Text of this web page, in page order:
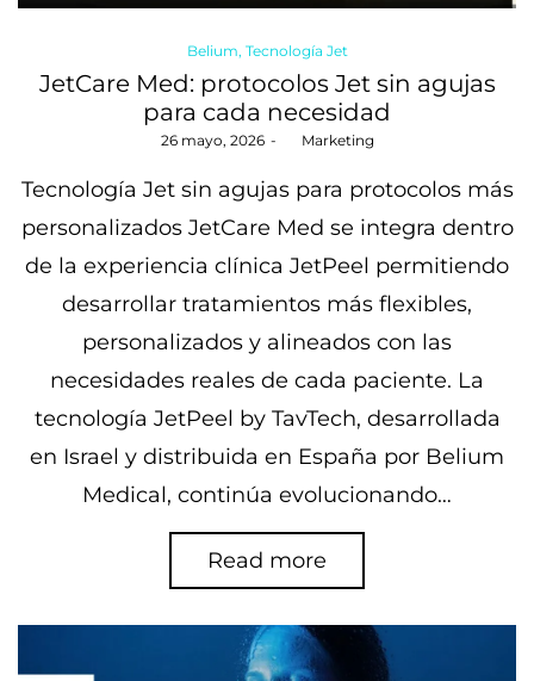
Posted
in
Belium Tecnología Jet
JetCare Med: protocolos Jet sin agujas
para cada necesidad
Posted
26 mayo, 2026 Marketing
Tecnología Jet sin agujas para protocolos más
personalizados JetCare Med se integra dentro
de la experiencia clínica JetPeel permitiendo
desarrollar tratamientos más flexibles,
personalizados y alineados con las
necesidades reales de cada paciente. La
tecnología JetPeel by TavTech, desarrollada
en Israel y distribuida en España por Belium
Medical, continúa evolucionando…
Read more